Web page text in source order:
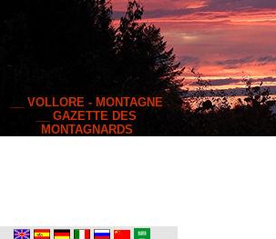
__ VOLLORE - MONTAGNE
__ GAZETTE DES
MONTAGNARDS